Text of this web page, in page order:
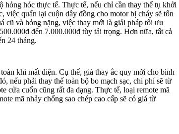
hóc thực tế. Thực tế, nếu chỉ cần thay thế tụ khởi
việc quấn lại cuộn dây đồng cho motor bị cháy sẽ tốn
cũ và hỏng nặng, việc thay mới là giải pháp tối ưu
đến 7.000.000đ tùy tải trọng. Hơn nữa, tất cả
24 tháng.
khi mất điện. Cụ thể, giá thay ắc quy mới cho bình
nếu phải thay thế toàn bộ bo mạch sạc, chi phí sẽ từ
cửa cuốn cũng rất đa dạng. Thực tế, loại remote mã
mã nhảy chống sao chép cao cấp sẽ có giá từ